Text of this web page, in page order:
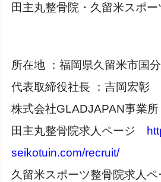
田主丸整骨院・久留米スポー
所在地 ：福岡県久留米市国
代表取締役社長 ：吉岡宏彰
株式会社GLADJAPAN事業所
田主丸整骨院求人ページ
seikotuin.com/recruit/
久留米スポーツ整骨院求人